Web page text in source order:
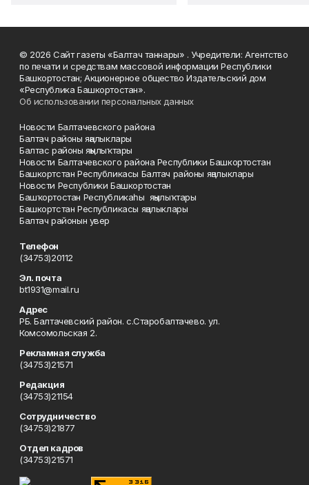
© 2026 Сайт газеты «Балтач таннары» . Учредители: Агентство
по печати и средствам массовой информации Республики
Башкортостан; Акционерное общество Издательский дом
«Республика Башкортостан».
Об использовании персональных данных
Новости Балтачевского района
Балтач районы яңалыклары
Балтас районы яңылыҡтары
Новости Балтачевского района Республики Башкортостан
Башкортстан Республикасы Балтач районы яңалыклары
Новости Республики Башкортостан
Башҡортостан Республикаһы яңылыҡтары
Башкортстан Республикасы яңалыклары
Балтач районын увер
Телефон
(34753)20112
Эл. почта
bt1931@mail.ru
Адрес
РБ. Балтачевский район. с.Старобалтачево. ул.
Комсомольская 2.
Рекламная служба
(34753)21571
Редакция
(34753)21154
Сотрудничество
(34753)21877
Отдел кадров
(34753)21571